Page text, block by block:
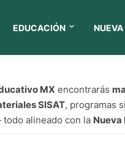
EDUCACIÓN
MX encontrarás
SISAT, programas
alineado con la Nueva